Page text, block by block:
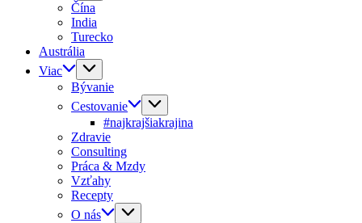
Čína
India
Turecko
Austrália
Viac
Bývanie
Cestovanie
#najkrajšiakrajina
Zdravie
Consulting
Práca & Mzdy
Vzťahy
Recepty
O nás